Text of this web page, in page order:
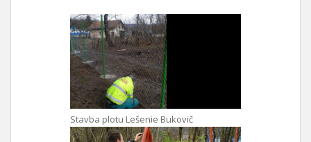
Stavba plotu Lešenie Bukovič